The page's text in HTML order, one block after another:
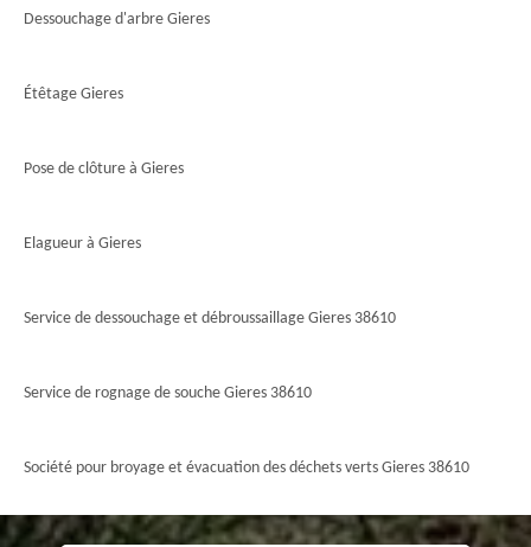
Dessouchage d'arbre Gieres
Étêtage Gieres
Pose de clôture à Gieres
Elagueur à Gieres
Service de dessouchage et débroussaillage Gieres 38610
Service de rognage de souche Gieres 38610
Société pour broyage et évacuation des déchets verts Gieres 38610